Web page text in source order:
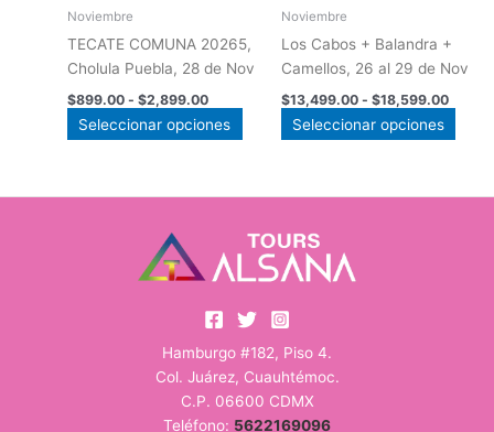
Noviembre
TECATE COMUNA 20265,
Cholula Puebla, 28 de Nov
$899.00 - $2,899.00
Seleccionar opciones
pueden
elegir
en
página
Noviembre
Los Cabos + Balandra +
Camellos, 26 al 29 de Nov
$13,499.00 - $18,599.00
Seleccionar opciones
Hamburgo #182, Piso 4.
Col. Juárez, Cuauhtémoc.
C.P. 06600 CDMX
Teléfono: 5622169096